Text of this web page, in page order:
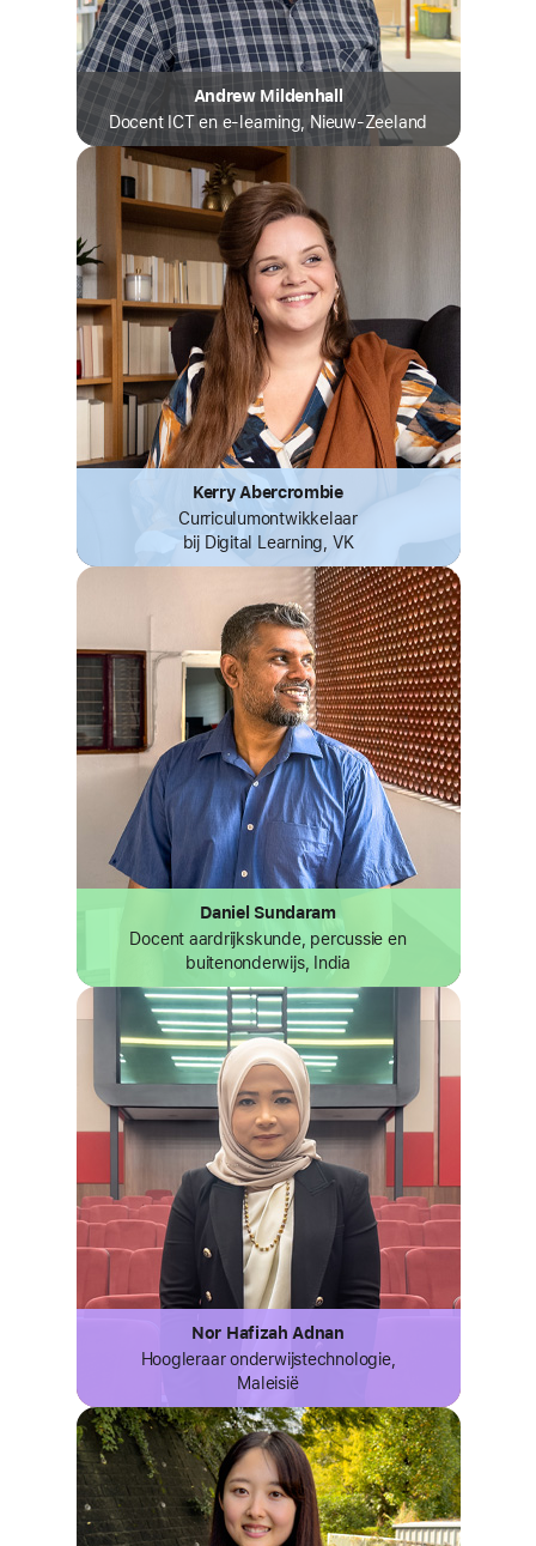
Andrew Mildenhall
Docent ICT en e‑learning,Nieuw‑Zeeland
Kerry Abercrombie
Curriculumontwikkelaar
bij Digital Learning, VK
Daniel Sundaram
Docent aardrijkskunde, percussie en
buitenonderwijs, India
Nor Hafizah Adnan
Hoogleraar onderwijs­technologie,
Maleisië